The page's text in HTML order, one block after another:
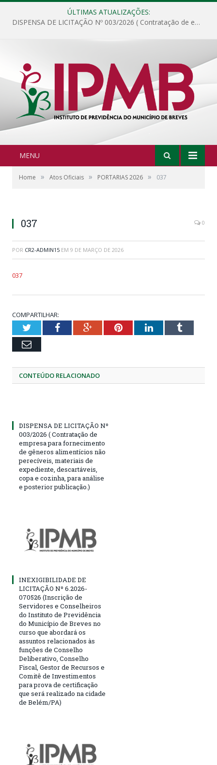
ÚLTIMAS ATUALIZAÇÕES:
DISPENSA DE LICITAÇÃO Nº 003/2026 ( Contratação de empresa para fornecimento de gêneros alimentícios não perecíveis, materiais de expediente, descartáveis, copa e cozinha, para análise e posterior publicação.)
MENU
Home » Atos Oficiais » PORTARIAS 2026 » 037
037 0
POR CR2-ADMIN15 EM 9 DE MARÇO DE 2026
037
COMPARTILHAR:
TwitterFacebookGoogle+PinterestLinkedInTumblr
Email
CONTEÚDO RELACIONADO
DISPENSA DE LICITAÇÃO Nº
003/2026 ( Contratação de
empresa para fornecimento
de gêneros alimentícios não
perecíveis, materiais de
expediente, descartáveis,
copa e cozinha, para análise
e posterior publicação.)
INEXIGIBILIDADE DE
LICITAÇÃO Nº 6.2026-
070526 (Inscrição de
Servidores e Conselheiros
do Instituto de Previdência
do Município de Breves no
curso que abordará os
assuntos relacionados às
funções de Conselho
Deliberativo, Conselho
Fiscal, Gestor de Recursos e
Comitê de Investimentos
para prova de certificação
que será realizado na cidade
de Belém/PA)